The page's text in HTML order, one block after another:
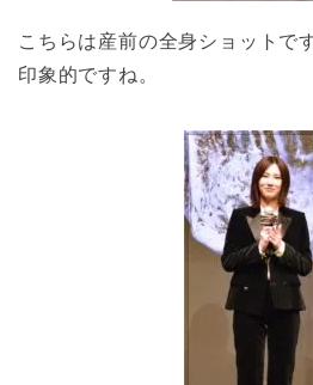
こちらは産前の全身ショットで
印象的ですね。